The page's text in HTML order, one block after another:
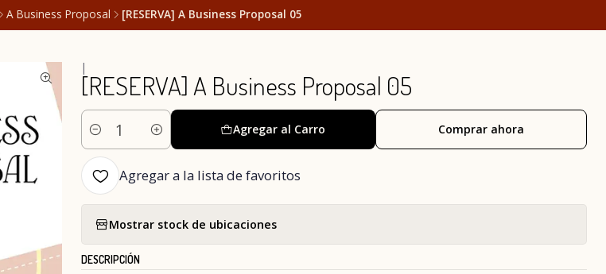
A Business Proposal [RESERVA] A Business Proposal 05
|
[RESERVA] A Business Proposal 05
Cantidad
Agregar al Carro Comprar ahora
Agregar a la lista de favoritos
Mostrar stock de ubicaciones
DESCRIPCIÓN